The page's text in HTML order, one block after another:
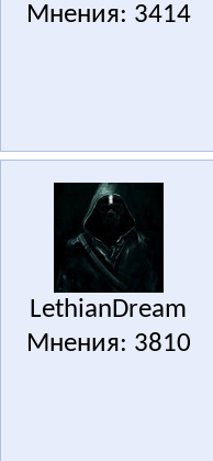
Мнения: 3414
LethianDream
Мнения: 3810